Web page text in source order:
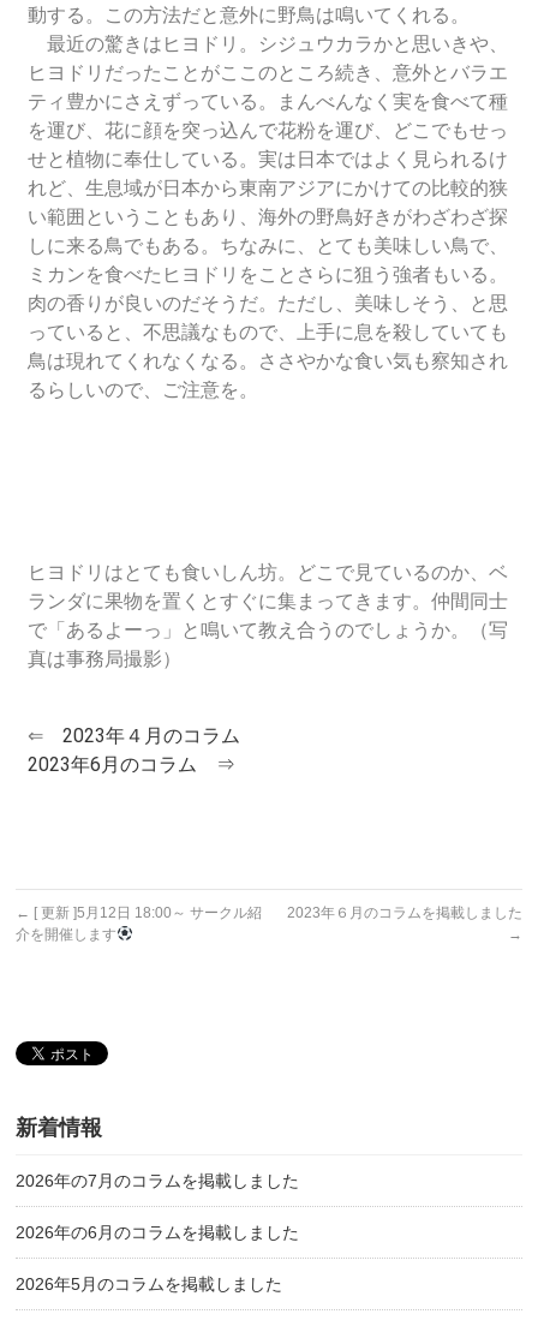
動する。この方法だと意外に野鳥は鳴いてくれる。
最近の驚きはヒヨドリ。シジュウカラかと思いきや、
ヒヨドリだったことがここのところ続き、意外とバラエ
ティ豊かにさえずっている。まんべんなく実を食べて種
を運び、花に顔を突っ込んで花粉を運び、どこでもせっ
せと植物に奉仕している。実は日本ではよく見られるけ
れど、生息域が日本から東南アジアにかけての比較的狭
い範囲ということもあり、海外の野鳥好きがわざわざ探
しに来る鳥でもある。ちなみに、とても美味しい鳥で、
ミカンを食べたヒヨドリをことさらに狙う強者もいる。
肉の香りが良いのだそうだ。ただし、美味しそう、と思
っていると、不思議なもので、上手に息を殺していても
鳥は現れてくれなくなる。ささやかな食い気も察知され
るらしいので、ご注意を。
ヒヨドリはとても食いしん坊。どこで見ているのか、ベ
ランダに果物を置くとすぐに集まってきます。仲間同士
で「あるよーっ」と鳴いて教え合うのでしょうか。（写
真は事務局撮影）
⇐2023年４月のコラム
2023年6月のコラム ⇒
← [ 更新 ]5月12日 18:00～ サークル紹
介を開催します
2023年６月のコラムを掲載しました
→
新着情報
2026年の7月のコラムを掲載しました
2026年の6月のコラムを掲載しました
2026年5月のコラムを掲載しました